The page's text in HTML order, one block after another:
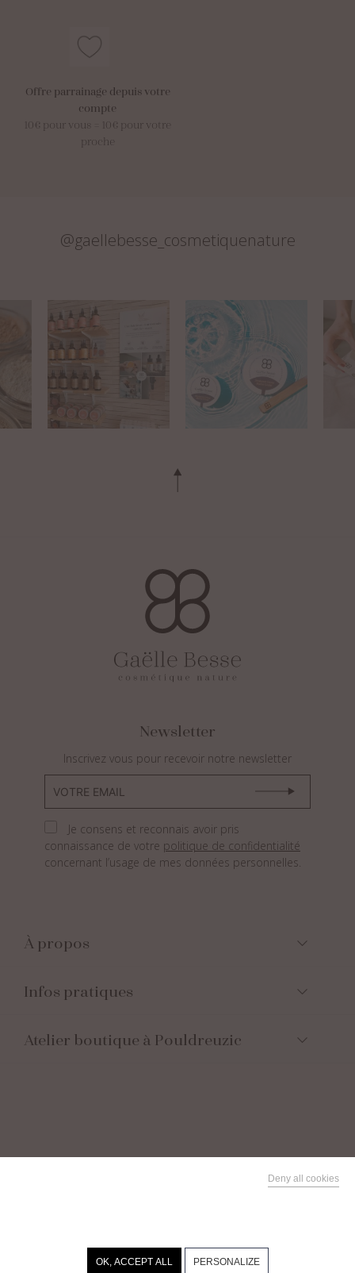
Offre parrainage depuis votre
compte
10€ pour vous = 10€ pour votre
proche
@gaellebesse_cosmetiquenature
Newsletter
Inscrivez vous pour recevoir notre newsletter
Je consens et reconnais avoir pris
connaissance de votre politique de confidentialité
concernant l’usage de mes données personnelles.
À propos
Infos pratiques
Atelier boutique à Pouldreuzic
Linkedin
OK, ACCEPT ALL
Deny all cookies
PERSONALIZE